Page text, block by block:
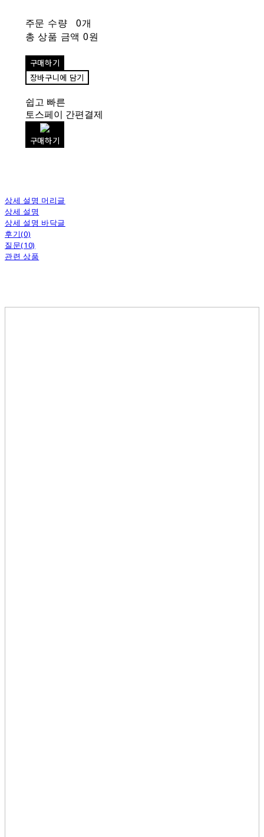
주문 수량
0개
총 상품 금액 0원
구매하기
장바구니에 담기
쉽고 빠른
토스페이 간편결제
구매하기
상세 설명 머리글
상세 설명
상세 설명 바닥글
후기(0)
질문(10)
관련 상품